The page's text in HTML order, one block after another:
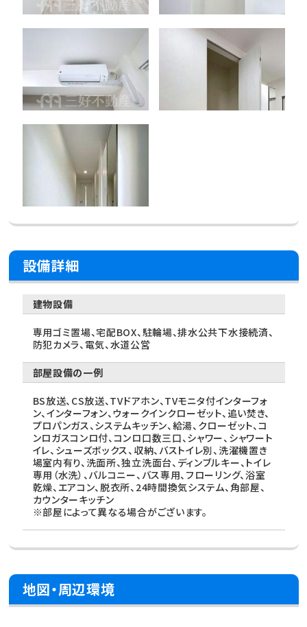
設備詳細
建物設備
専用ゴミ置場、宅配BOX、駐輪場、排水公共下水接続済、
防犯カメラ、電気、水道公営
部屋設備の一例
BS放送、CS放送、TVドアホン、TVモニタ付インターフォ
ン、インターフォン、ウォークインクローゼット、追い焚き、
プロパンガス、システムキッチン、給湯、クローゼット、コ
ンロガスコンロ付、コンロ口数三口、シャワー、シャワート
イレ、シューズボックス、収納、バストイレ別、洗濯機置き
場室内有り、洗面所、独立洗面台、ディンブルキー、トイレ
専用（水洗）、バルコニー、バス専用、フローリング、浴室
乾燥、エアコン、脱衣所、24時間換気システム、角部屋、
カウンターキッチン
※部屋によって異なる場合がございます。
地図・周辺環境